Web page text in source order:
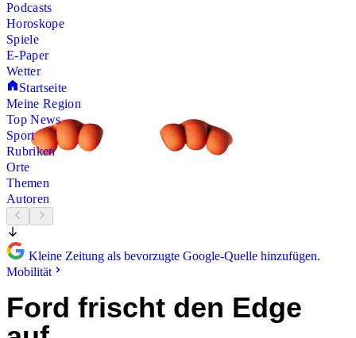
Podcasts
Horoskope
Spiele
E-Paper
Wetter
Startseite
Meine Region
Top News
Sport
Rubriken
Orte
Themen
Autoren
Kleine Zeitung als bevorzugte Google-Quelle hinzufügen.
Mobilität
Ford frischt den Edge